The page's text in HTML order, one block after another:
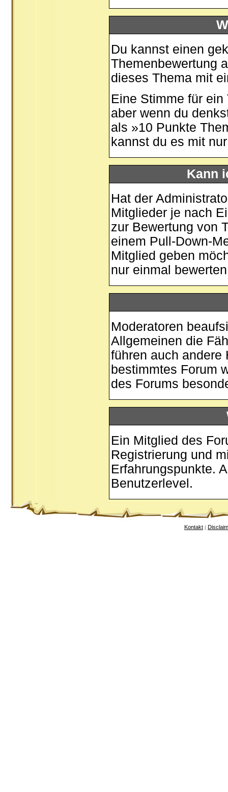
Du kannst einen
Themenbewertung
dieses Thema mit
Eine Stimme für
aber wenn du
als »10 Punkte
kannst du es mit
Kann
Hat der
Mitglieder je nach
zur Bewertung von
einem Pull-Down-
Mitglied geben
nur einmal
Moderatoren
Allgemeinen die
führen auch andere
bestimmtes Forum
des Forums
Ein Mitglied des
Registrierung und
Erfahrungspunkte.
Benutzerlevel.
Kontakt |